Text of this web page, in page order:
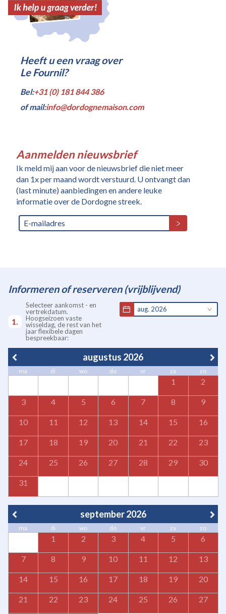
Heeft u een vraag over
Le Fournil?
Bel:+31 (0) 181 844 386
of mail:info@dordognemaison.com
Aanmelden nieuwsbrief
Ik meld mij aan voor de nieuwsbrief die niet meer
dan 1x per maand wordt verstuurd. U ontvangt dan
(last minute) aanbiedingen en andere leuke
informatie over de Dordogne streek.
Informeren of reserveren (vrijblijvend)
Selecteer aankomst - en
vertrekdatum.
Hoogseizoen vaste
wisseldag, de rest van het
jaar flexibele dagen
bespreekbaar:
aug. 2026
augustus 2026
ma di wo do vr za zo
1 2
3 4 5 6 7 8 9
10 11 12 13 14 15 16
17 18 19 20 21 22 23
24 25 26 27 28 29 30
31
september 2026
ma di wo do vr za zo
1 2 3 4 5 6
7 8 9 10 11 12 13
14 15 16 17 18 19 20
21 22 23 24 25 26 27